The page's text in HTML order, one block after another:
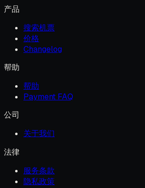
产品
搜索机票
价格
Changelog
帮助
帮助
Payment FAQ
公司
关于我们
法律
服务条款
隐私政策